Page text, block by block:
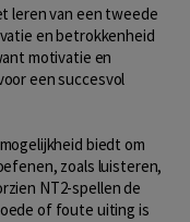
leren van een tweede
en betrokkenheid
motivatie en
een succesvol
biedt om
zoals luisteren,
NT2-spellen de
of foute uiting is